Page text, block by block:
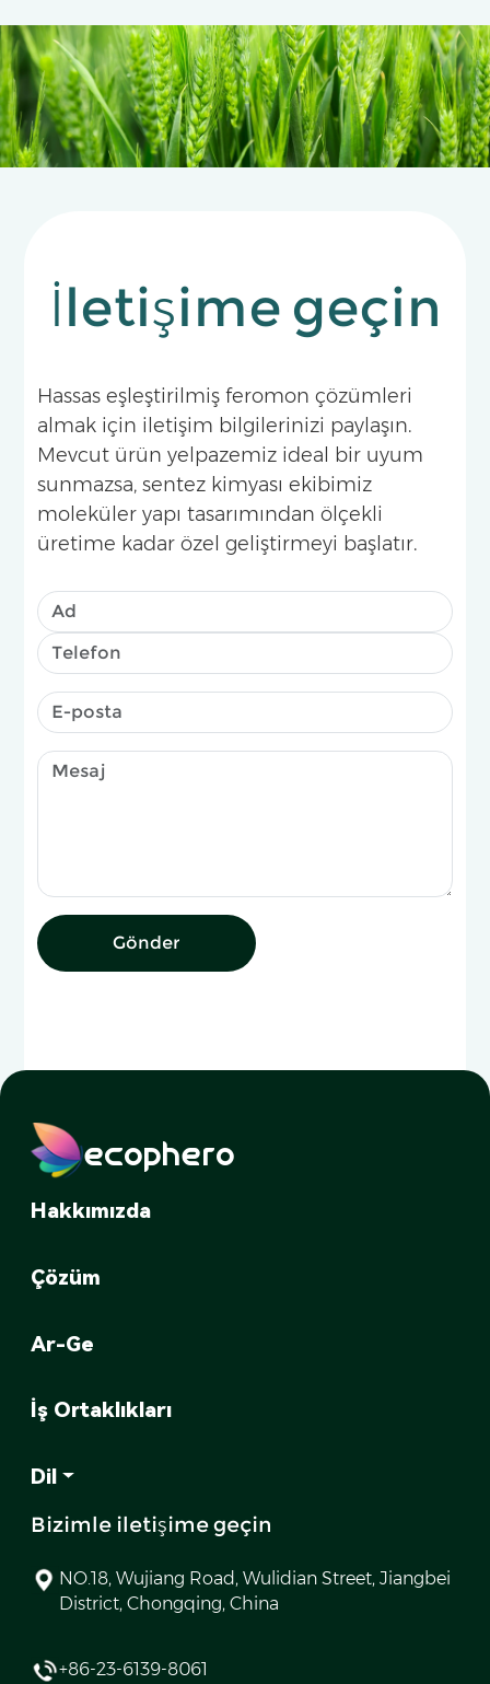
İletişime geçin
Hassas eşleştirilmiş feromon çözümleri
almak için iletişim bilgilerinizi paylaşın.
Mevcut ürün yelpazemiz ideal bir uyum
sunmazsa, sentez kimyası ekibimiz
moleküler yapı tasarımından ölçekli
üretime kadar özel geliştirmeyi başlatır.
Gönder
ecophero
Hakkımızda
Çözüm
Ar-Ge
İş Ortaklıkları
Dil
Bizimle iletişime geçin
NO.18, Wujiang Road, Wulidian Street, Jiangbei
District, Chongqing, China
+86-23-6139-8061